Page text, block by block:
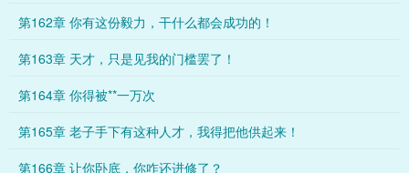
第162章 你有这份毅力，干什么都会成功的！
第163章 天才，只是见我的门槛罢了！
第164章 你得被**一万次
第165章 老子手下有这种人才，我得把他供起来！
第166章 让你卧底，你咋还进修了？